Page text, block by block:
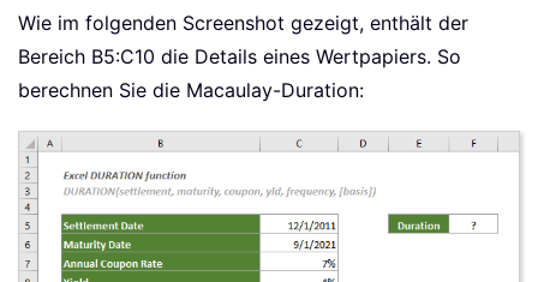
Wie im folgenden Screenshot gezeigt, enthält der
Bereich B5:C10 die Details eines Wertpapiers. So
berechnen Sie die Macaulay-Duration: